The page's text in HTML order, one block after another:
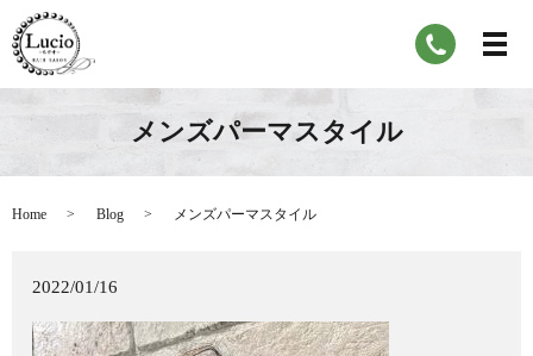
メンズパーマスタイル
Home Blog メンズパーマスタイル
2022/01/16